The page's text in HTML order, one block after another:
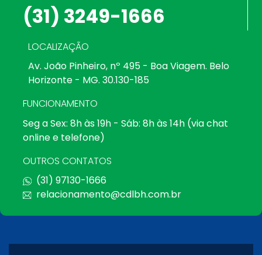
(31) 3249-1666
LOCALIZAÇÃO
Av. João Pinheiro, nº 495 - Boa Viagem. Belo
Horizonte - MG. 30.130-185
FUNCIONAMENTO
Seg a Sex: 8h às 19h - Sáb: 8h às 14h (via chat
online e telefone)
OUTROS CONTATOS
(31) 97130-1666
relacionamento@cdlbh.com.br